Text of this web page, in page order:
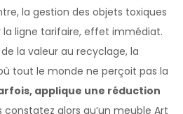
la gestion des objets toxiques
ligne tarifaire, effet immédiat.
la valeur au recyclage, la
tout le monde ne perçoit pas la
applique une réduction
constatez alors qu’un meuble Art